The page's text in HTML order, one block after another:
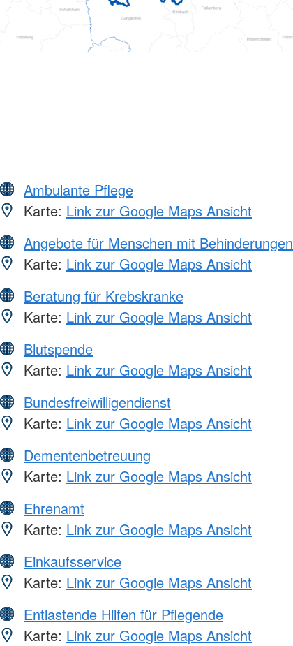
Ambulante Pflege
Karte: Link zur Google Maps Ansicht
Angebote für Menschen mit Behinderungen
Karte: Link zur Google Maps Ansicht
Beratung für Krebskranke
Karte: Link zur Google Maps Ansicht
Blutspende
Karte: Link zur Google Maps Ansicht
Bundesfreiwilligendienst
Karte: Link zur Google Maps Ansicht
Dementenbetreuung
Karte: Link zur Google Maps Ansicht
Ehrenamt
Karte: Link zur Google Maps Ansicht
Einkaufsservice
Karte: Link zur Google Maps Ansicht
Entlastende Hilfen für Pflegende
Karte: Link zur Google Maps Ansicht